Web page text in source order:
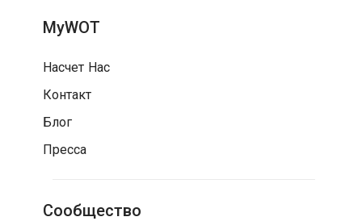
MyWOT
Насчет Нас
Контакт
Блог
Пресса
Сообщество